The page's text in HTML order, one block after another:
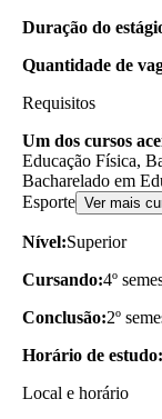
Duração do
Quantidade de
Requisitos
Um dos cursos
Educação Física,
Bacharelado em
Esporte Ver mais
Nível:Superior
Cursando:4º
Conclusão:2º
Horário de estudo:
Local e horário